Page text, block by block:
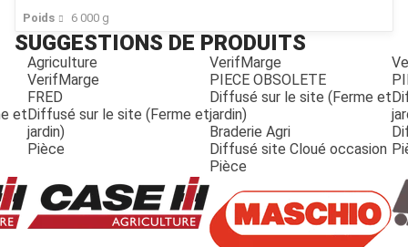
Poids 6 000 g
SUGGESTIONS DE PRODUITS
et
Agriculture
VerifMarge
FRED
Diffusé sur le site (Ferme et
jardin)
Pièce
VerifMarge
PIECE OBSOLETE
Diffusé sur le site (Ferme et
jardin)
Braderie Agri
Diffusé site Cloué occasion
Pièce